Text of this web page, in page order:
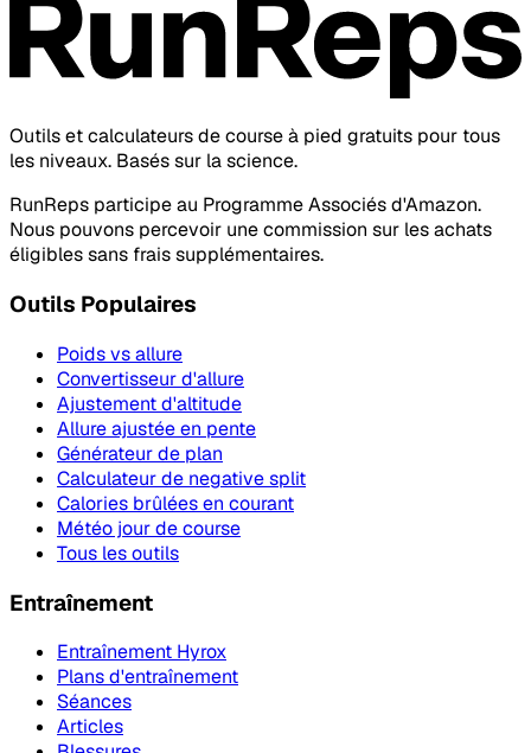
Outils et calculateurs de course à pied gratuits pour tous
les niveaux. Basés sur la science.
RunReps participe au Programme Associés d'Amazon.
Nous pouvons percevoir une commission sur les achats
éligibles sans frais supplémentaires.
Outils Populaires
Poids vs allure
Convertisseur d'allure
Ajustement d'altitude
Allure ajustée en pente
Générateur de plan
Calculateur de negative split
Calories brûlées en courant
Météo jour de course
Tous les outils
Entraînement
Entraînement Hyrox
Plans d'entraînement
Séances
Articles